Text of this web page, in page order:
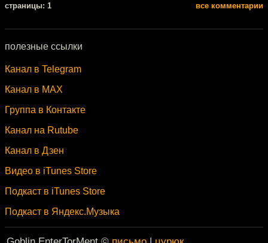
cтраницы: 1 все комментарии
полезные ссылки
Канал в Telegram
Канал в MAX
Группа в Контакте
Канал на Rutube
Канал в Дзен
Видео в iTunes Store
Подкаст в iTunes Store
Подкаст в Яндекс.Музыка